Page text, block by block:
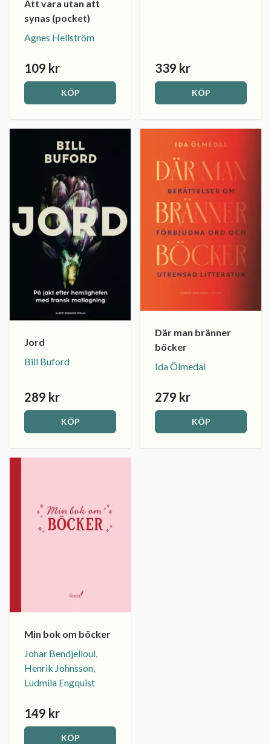
Att vara utan att
synas (pocket)
Agnes Hellström
109 kr
KÖP
339 kr
KÖP
Jord
Bill Buford
289 kr
KÖP
Där man bränner
böcker
Ida Ölmedal
279 kr
KÖP
Min bok om böcker
Johar Bendjelloul,
Henrik Johnsson,
Ludmila Engquist
149 kr
KÖP